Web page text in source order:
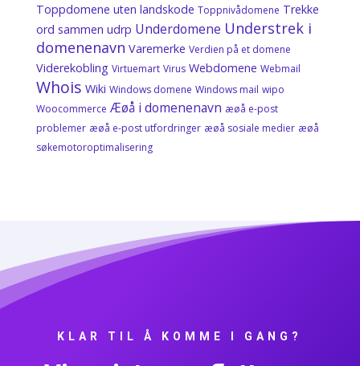
Toppdomene uten landskode Toppnivådomene Trekke
ord sammen udrp Underdomene Understrek i
domenenavn Varemerke Verdien på et domene
Viderekobling Virtuemart Virus Webdomene Webmail
Whois Wiki Windows domene Windows mail wipo
Woocommerce Æøå i domenenavn æøå e-post
problemer æøå e-post utfordringer æøå sosiale medier æøå
søkemotoroptimalisering
KLAR TIL Å KOMME I GANG?